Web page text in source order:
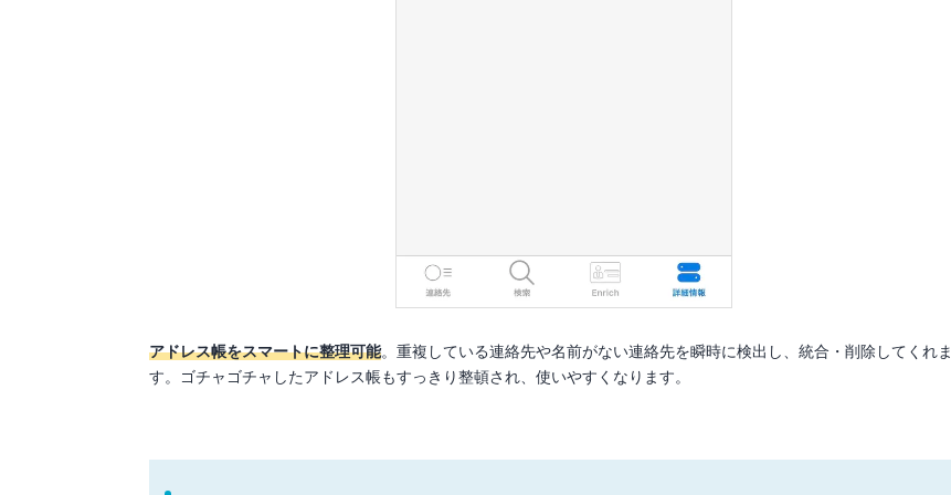
アドレス帳をスマートに整理可能。重複している連絡先や名前がない連絡先を瞬時に検出し、統合・削除してくれま
す。ゴチャゴチャしたアドレス帳もすっきり整頓され、使いやすくなります。